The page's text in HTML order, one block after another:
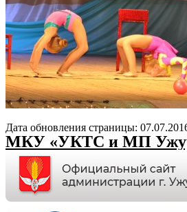
Дата обновления страницы:
МКУ «УКТС и МП